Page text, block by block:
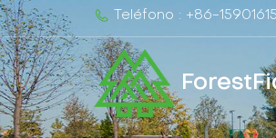
Teléfono : +86-